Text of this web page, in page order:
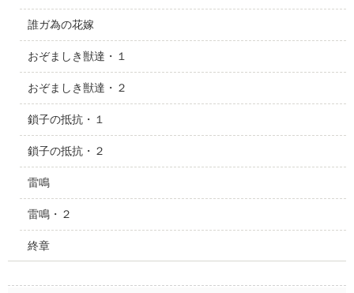
誰ガ為の花嫁
おぞましき獣達・１
おぞましき獣達・２
鎖子の抵抗・１
鎖子の抵抗・２
雷鳴
雷鳴・２
終章